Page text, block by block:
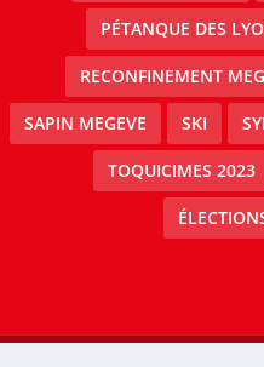
PÉTANQUE DES
RECONFINEMENT
SAPIN MEGEVE SKI
TOQUICIMES 2023